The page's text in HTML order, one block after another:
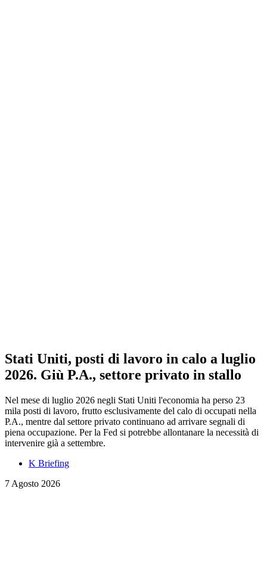
Stati Uniti, posti di lavoro in calo a luglio
2026. Giù P.A., settore privato in stallo
Nel mese di luglio 2026 negli Stati Uniti l'economia ha perso 23
mila posti di lavoro, frutto esclusivamente del calo di occupati nella
P.A., mentre dal settore privato continuano ad arrivare segnali di
piena occupazione. Per la Fed si potrebbe allontanare la necessità di
intervenire già a settembre.
K Briefing
7 Agosto 2026